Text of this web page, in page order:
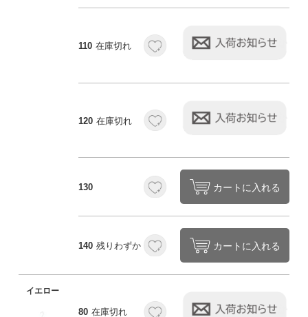
110 在庫切れ
120 在庫切れ
130 カートに入れる
140 残りわずか カートに入れる
イエロー
80 在庫切れ